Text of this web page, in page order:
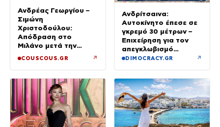
Ανδρέας Γεωργίου –
Σιμώνη
Χριστοδούλου:
Απόδραση στο
Μιλάνο μετά την
COUSCOUS.GR ↗
Ανδρίτσαινα:
Αυτοκίνητο έπεσε σε
γκρεμό 30 μέτρων –
Επιχείρηση για τον
απεγκλωβισμό
32χρονης
DIMOCRACY.GR ↗